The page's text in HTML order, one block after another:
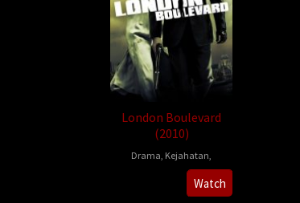
London Boulevard
(2010)
Drama, Kejahatan,
William
Monahan
Watch